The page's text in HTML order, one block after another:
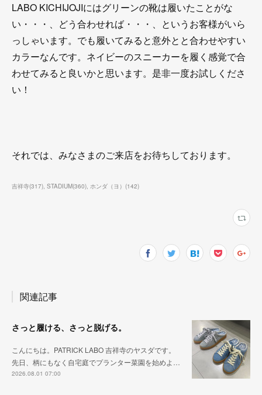
LABO KICHIJOJIにはグリーンの靴は履いたことがな
い・・・、どう合わせれば・・・、というお客様がいら
っしゃいます。でも履いてみると意外とと合わせやすい
カラーなんです。ネイビーのスニーカーを履く感覚で合
わせてみると良いかと思います。是非一度お試しくださ
い！
それでは、みなさまのご来店をお待ちしております。
吉祥寺(317) STADIUM(360) ホンダ（ヨ） (142)
関連記事
さっと履ける、さっと脱げる。
こんにちは。PATRICK LABO 吉祥寺のヤスダです。
先日、柄にもなく自宅庭でプランター菜園を始めよ…
2026.08.01 07:00